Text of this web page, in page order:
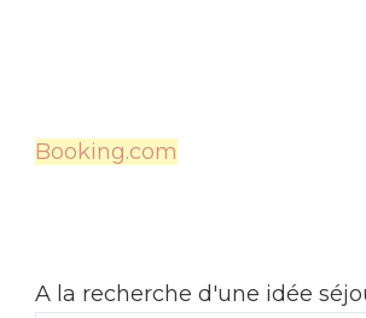
Booking.com
A la recherche d'une idée